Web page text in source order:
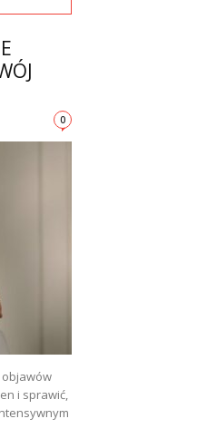
0
objawów
i sprawić,